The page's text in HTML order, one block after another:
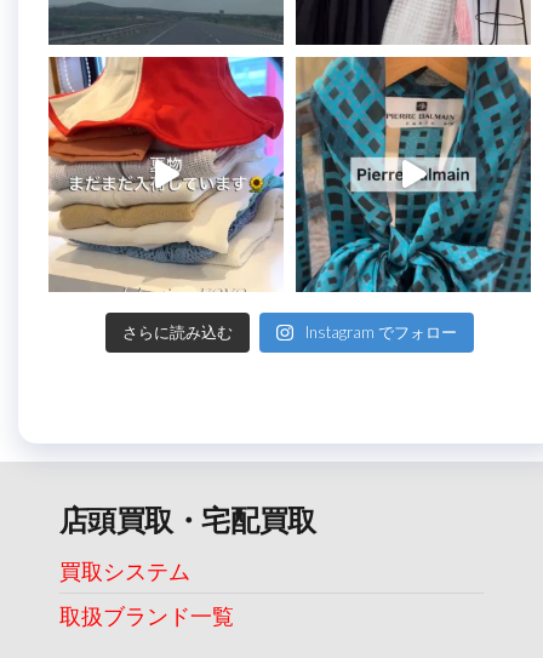
さらに読み込む Instagram でフォロー
店頭買取・宅配買取
買取システム
取扱ブランド一覧